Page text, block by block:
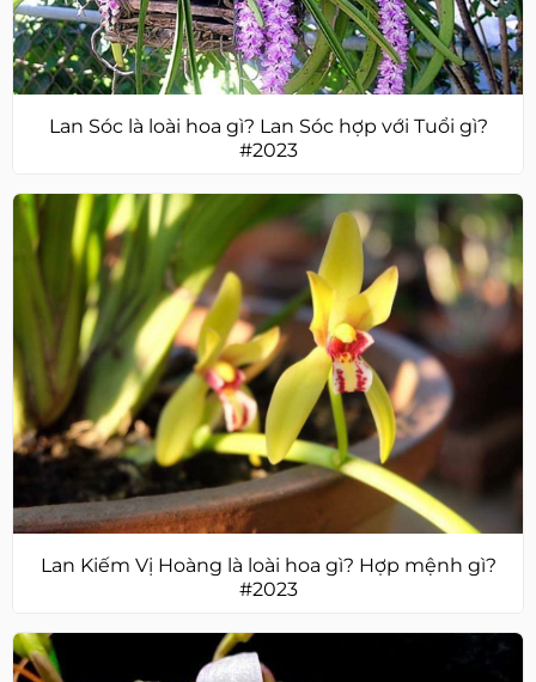
Lan Sóc là loài hoa gì? Lan Sóc hợp với Tuổi gì?
#2023
Lan Kiếm Vị Hoàng là loài hoa gì? Hợp mệnh gì?
#2023